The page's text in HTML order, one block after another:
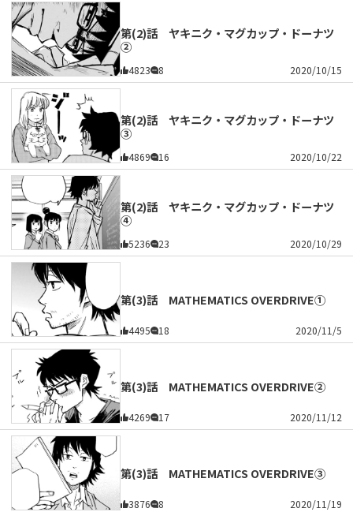
第(2)話 ヤキニク・マグカップ・ドーナツ
②
4823 8 2020/10/15
第(2)話 ヤキニク・マグカップ・ドーナツ
③
4869 16 2020/10/22
第(2)話 ヤキニク・マグカップ・ドーナツ
④
5236 23 2020/10/29
第(3)話 MATHEMATICS OVERDRIVE①
4495 18 2020/11/5
第(3)話 MATHEMATICS OVERDRIVE②
4269 17 2020/11/12
第(3)話 MATHEMATICS OVERDRIVE③
3876 8 2020/11/19